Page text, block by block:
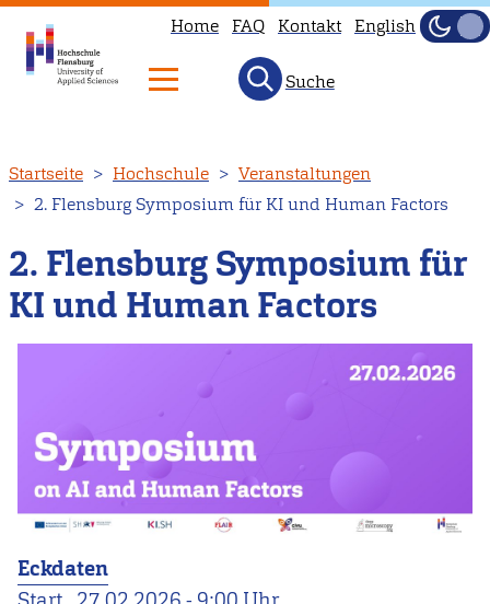
zum
Inhalt
Home FAQ Kontakt English
Hell
Suche
Startseite Hochschule
Veranstaltungen
2. Flensburg Symposium für KI und Human Factors
2. Flensburg Symposium für
KI und Human Factors
Eckdaten